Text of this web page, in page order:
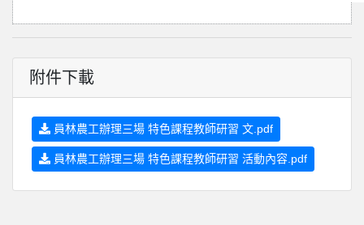
附件下載
員林農工辦理三場 特色課程教師研習 文.pdf
員林農工辦理三場 特色課程教師研習 活動內容.pdf